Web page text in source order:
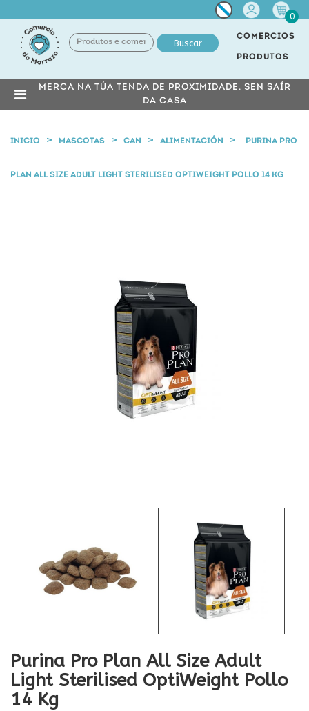
Miña
conta
0
Buscar
COMERCIOS
PRODUTOS
MERCA NA TÚA TENDA DE PROXIMIDADE, SEN SAÍR
DA CASA
INICIO MASCOTAS CAN ALIMENTACIÓN PURINA PRO
PLAN ALL SIZE ADULT LIGHT STERILISED OPTIWEIGHT POLLO 14 KG
Purina Pro Plan All Size Adult
Light Sterilised OptiWeight Pollo
14 Kg